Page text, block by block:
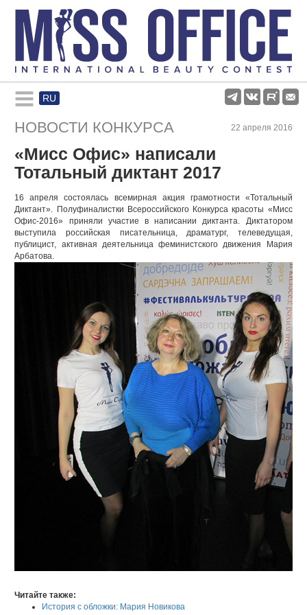
RU
Rules and regulations
About pageant
Participants
Gallery
НОВОСТИ КОНКУРСА 22 апреля 2016
«Мисс Офис» написали
Тотальный диктант 2017
16 апреля состоялась всемирная акция грамотности «Тотальный
Диктант». Полуфиналистки Всероссийского Конкурса красоты «Мисс
Офис-2016» приняли участие в написании диктанта. Диктатором
выступила российская писательница, драматург, телеведущая,
публицист, активная деятельница феминистского движения Мария
Арбатова.
Читайте также:
История с обложки: Мария Новикова